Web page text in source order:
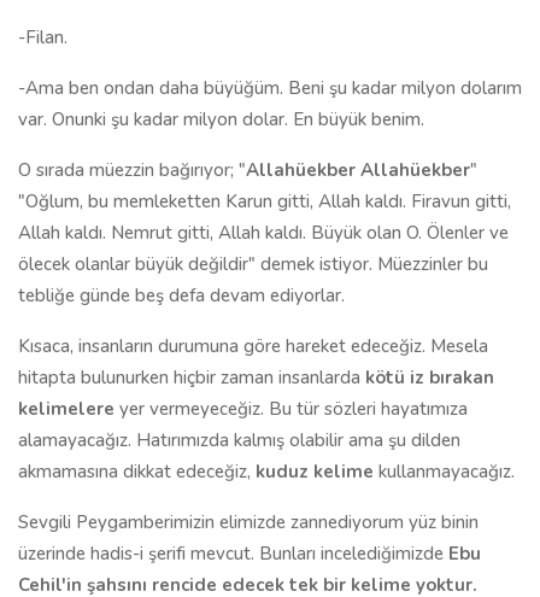
-Filan.
-Ama ben ondan daha büyüğüm. Beni şu kadar milyon dolarım
var. Onunki şu kadar milyon dolar. En büyük benim.
O sırada müezzin bağırıyor; "Allahüekber Allahüekber"
"Oğlum, bu memleketten Karun gitti, Allah kaldı. Firavun gitti,
Allah kaldı. Nemrut gitti, Allah kaldı. Büyük olan O. Ölenler ve
ölecek olanlar büyük değildir" demek istiyor. Müezzinler bu
tebliğe günde beş defa devam ediyorlar.
Kısaca, insanların durumuna göre hareket edeceğiz. Mesela
hitapta bulunurken hiçbir zaman insanlarda kötü iz bırakan
kelimelere yer vermeyeceğiz. Bu tür sözleri hayatımıza
alamayacağız. Hatırımızda kalmış olabilir ama şu dilden
akmamasına dikkat edeceğiz, kuduz kelime kullanmayacağız.
Sevgili Peygamberimizin elimizde zannediyorum yüz binin
üzerinde hadis-i şerifi mevcut. Bunları incelediğimizde Ebu
Cehil'in şahsını rencide edecek tek bir kelime yoktur.